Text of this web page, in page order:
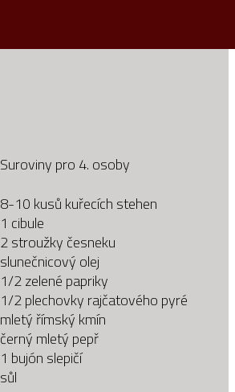
Suroviny pro 4. osoby
8-10 kusů kuřecích stehen
1 cibule
2 stroužky česneku
slunečnicový olej
1/2 zelené papriky
1/2 plechovky rajčatového pyré
mletý římský kmín
černý mletý pepř
1 bujón slepičí
sůl